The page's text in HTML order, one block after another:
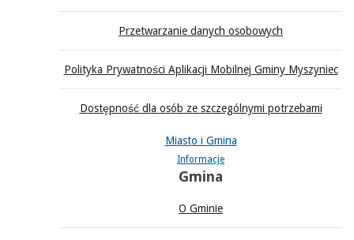
Przetwarzanie danych osobowych
Polityka Prywatności Aplikacji Mobilnej Gminy Myszyniec
Dostępność dla osób ze szczególnymi potrzebami
Miasto i Gmina
Informacje
Gmina
O Gminie